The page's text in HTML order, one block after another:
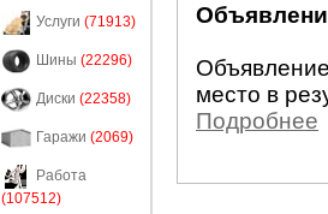
Услуги (71913)
Шины (22296)
Диски (22358)
Гаражи (2069)
Работа
(107512)
место в
Подробнее